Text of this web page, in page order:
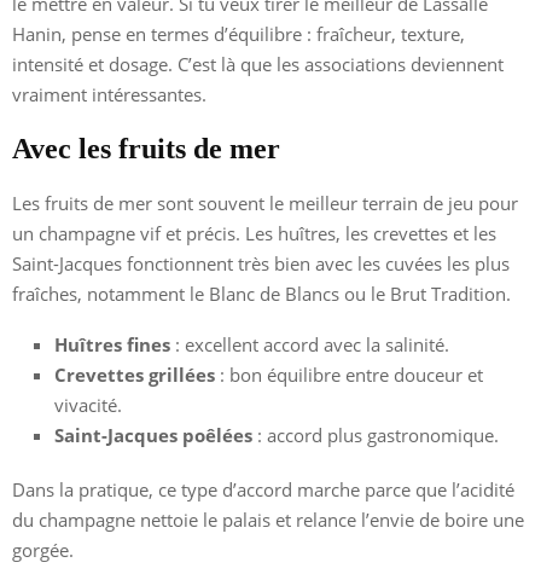
Hanin, pense en termes d’équilibre : fraîcheur, texture,
intensité et dosage. C’est là que les associations deviennent
vraiment intéressantes.
Avec les fruits de mer
Les fruits de mer sont souvent le meilleur terrain de jeu pour
un champagne vif et précis. Les huîtres, les crevettes et les
Saint-Jacques fonctionnent très bien avec les cuvées les plus
fraîches, notamment le Blanc de Blancs ou le Brut Tradition.
Huîtres fines : excellent accord avec la salinité.
Crevettes grillées : bon équilibre entre douceur et
vivacité.
Saint-Jacques poêlées : accord plus gastronomique.
Dans la pratique, ce type d’accord marche parce que l’acidité
du champagne nettoie le palais et relance l’envie de boire une
gorgée.